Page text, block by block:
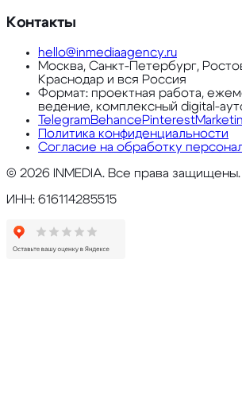
Контакты
hello@inmediaagency.ru
Москва, Санкт-Петербург,
Краснодар и вся Россия
Формат: проектная работа,
ведение, комплексный digital-
TelegramBehancePinterest
Политика конфиденциальности
Согласие на обработку
© 2026 INMEDIA. Все права защищены.
ИНН: 616114285515